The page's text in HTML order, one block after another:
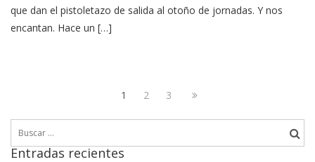
que dan el pistoletazo de salida al otoño de jornadas. Y nos
encantan. Hace un […]
Paginación
de
entradas
Page
1 Page
2 Page
3
Next
Entradas recientes